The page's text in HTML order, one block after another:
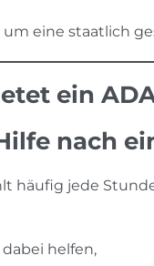
eine staatlich
ein
nach
häufig jede
helfen,